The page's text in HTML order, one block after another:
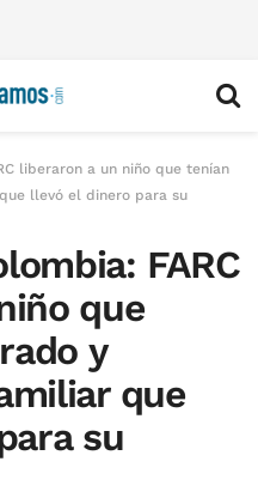
liberaron a un niño que tenían
llevó el dinero para su
FARC
que
y
que
su